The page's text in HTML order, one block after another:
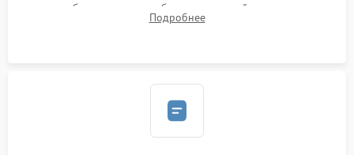
калибровки констант батареи, настройки порогов
срабатывания AVR и сброса счетчиков старения АКБ.
Подробнее